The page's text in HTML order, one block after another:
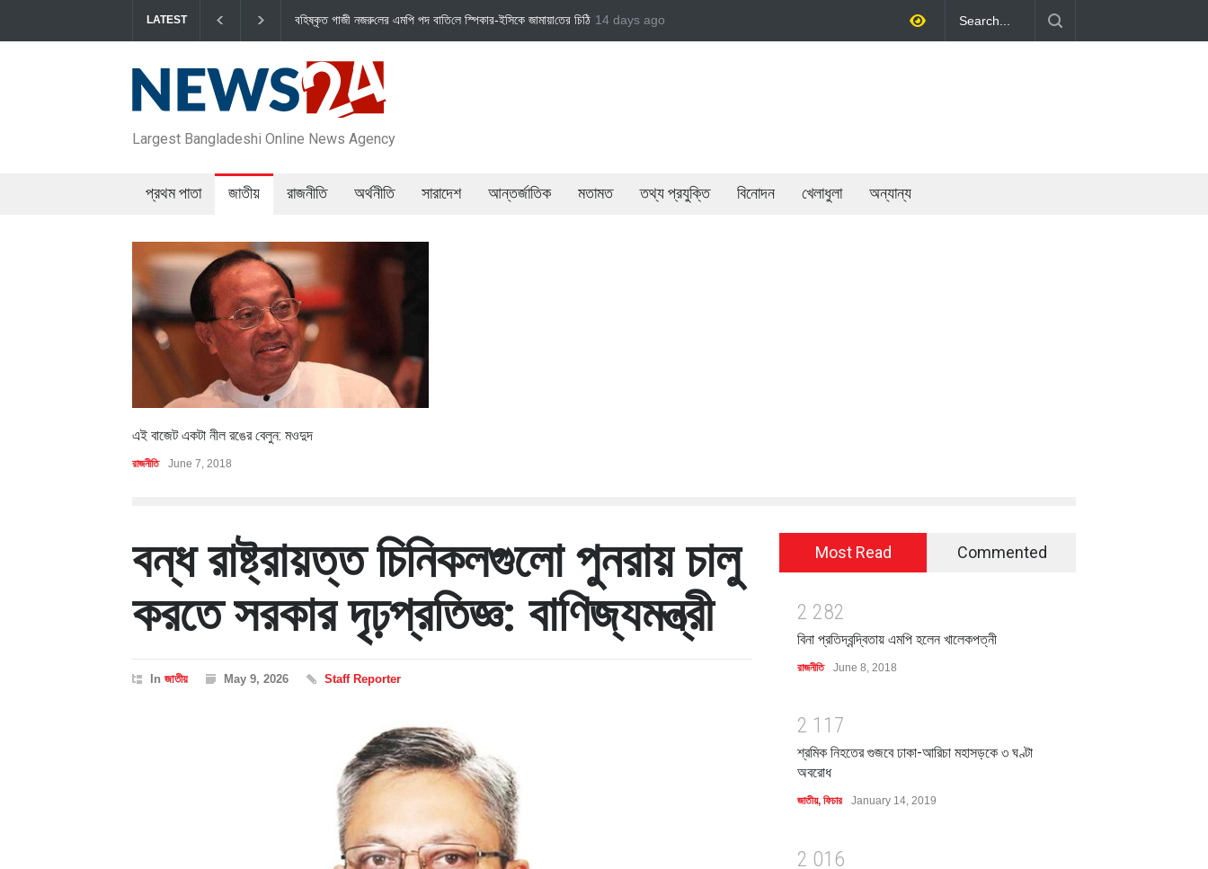
LATEST
বহিষ্কৃত গাজী নজরু‌লের এম‌পি পদ বা‌তি‌লে স্পিকার-ইসিকে জামায়া‌তের চি‌ঠি জামায়াত এমপি গাজী নজরুল ইসলামকে দল থেকে বহিষ্কার বেসরকারি খাতের গতিশীলতায় অর্থনীতি গড়ে তোলাই সরকারের মূল লক্ষ্য: প্রধানমন্ত্রী
14 days ago
Largest Bangladeshi Online News Agency
প্রথম পাতা জাতীয় রাজনীতি অর্থনীতি সারাদেশ আন্তর্জাতিক মতামত তথ্য প্রযুক্তি বিনোদন খেলাধুলা অন্যান্য
এই বাজেট একটা নীল রঙের বেলুন: মওদুদ
রাজনীতি June 7, 2018
বন্ধ রাষ্ট্রায়ত্ত চিনিকলগুলো পুনরায় চালু
করতে সরকার দৃঢ়প্রতিজ্ঞ: বাণিজ্যমন্ত্রী
In জাতীয় May 9, 2026 Staff Reporter
Most Read Commented
2 282
বিনা প্রতিদ্বন্দ্বিতায় এমপি হলেন খালেকপত্নী
রাজনীতি June 8, 2018
2 1 1 7
শ্রমিক নিহতের গুজবে ঢাকা-আরিচা মহাসড়কে ৩ ঘণ্টা
অবরোধ
জাতীয়, ফিচার January 14, 2019
2 01 6